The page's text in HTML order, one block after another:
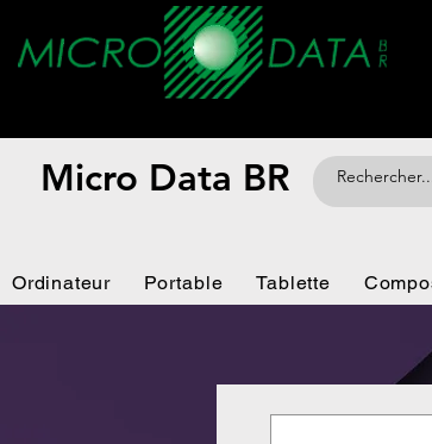
Micro Data BR
Ordinateur Portable Tablette